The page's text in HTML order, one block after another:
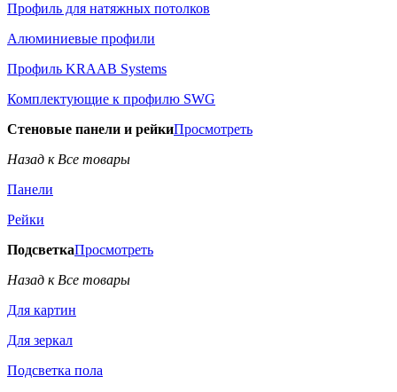
Профиль для натяжных потолков
Алюминиевые профили
Профиль KRAAB Systems
Комплектующие к профилю SWG
Стеновые панели и рейкиПросмотреть
Назад к Все товары
Панели
Рейки
ПодсветкаПросмотреть
Назад к Все товары
Для картин
Для зеркал
Подсветка пола